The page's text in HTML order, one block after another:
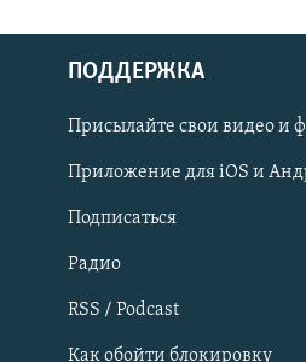
Українською
Qırımtatar
ПРИСОЕДИНЯЙТЕСЬ!
ПОДДЕРЖКА
Присылайте свои видео и
Приложение для iOS и
Подписаться
Радио
RSS / Podcast
Как обойти блокировку